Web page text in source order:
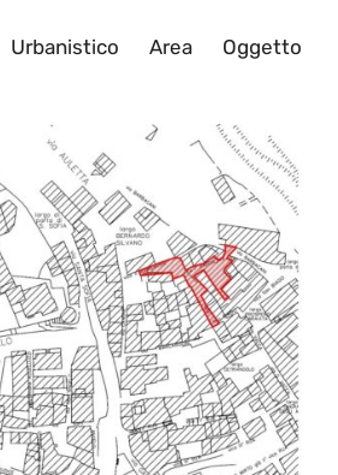
Urbanistico Area Oggetto